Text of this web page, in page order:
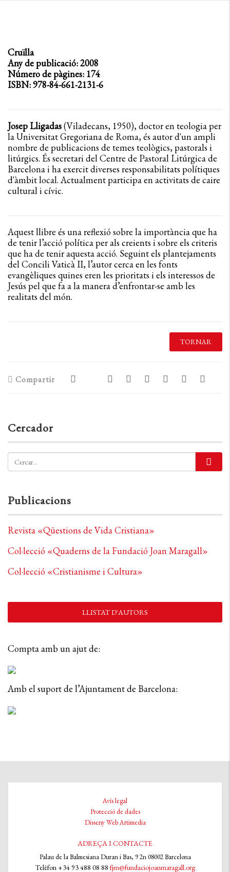
Cruïlla
Any de publicació: 2008
Número de pàgines: 174
ISBN: 978-84-661-2131-6
Josep Lligadas(Viladecans, 1950), doctor en teologia per
la Universitat Gregoriana de Roma, és autor d'un ampli
nombre de publicacions de temes teològics, pastorals i
litúrgics. És secretari del Centre de Pastoral Litúrgica de
Barcelona i ha exercit diverses responsabilitats polítiques
d'àmbit local. Actualment participa en activitats de caire
cultural i cívic.
Aquest llibre és una reflexió sobre la importància que ha
de tenir l’acció política per als creients i sobre els criteris
que ha de tenir aquesta acció. Seguint els plantejaments
del Concili Vaticà II, l’autor cerca en les fonts
evangèliques quines eren les prioritats i els interessos de
Jesús pel que fa a la manera d’enfrontar-se amb les
realitats del món.
TORNAR
Compartir
Cercador
Publicacions
Revista «Qüestions de Vida Cristiana»
Col·lecció «Quaderns de la Fundació Joan Maragall»
Col·lecció «Cristianisme i Cultura»
LLISTAT D'AUTORS
Compta amb un ajut de:
Amb el suport de l’Ajuntament de Barcelona:
Avís legal
Protecció de dades
Disseny Web Artimedia
ADREÇA I CONTACTE
Palau de la Balmesiana Duran i Bas, 9 2n 08002 Barcelona
Telèfon +34 93 488 08 88 fjm@fundaciojoanmaragall.org